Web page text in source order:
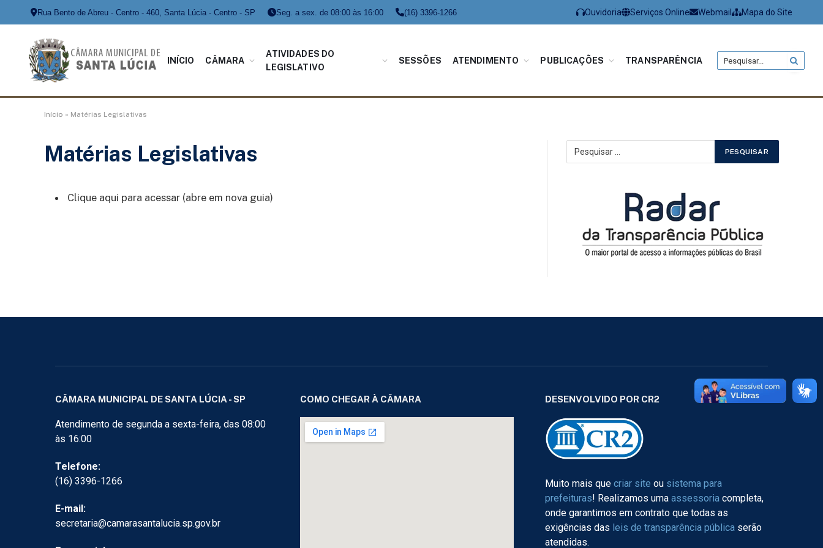
Rua Bento de Abreu - Centro - 460, Santa Lúcia - Centro - SP Seg. a sex. de 08:00 às 16:00 (16) 3396-1266 Ouvidoria Serviços Online Webmail Mapa do Site
INÍCIO CÂMARA
ATIVIDADES DO
LEGISLATIVO
SESSÕES ATENDIMENTO PUBLICAÇÕES TRANSPARÊNCIA
Início » Matérias Legislativas
Matérias Legislativas
Clique aqui para acessar (abre em nova guia)
CÂMARA MUNICIPAL DE SANTA LÚCIA - SP
Atendimento de segunda a sexta-feira, das 08:00
às 16:00
Telefone:
(16) 3396-1266
E-mail:
secretaria@camarasantalucia.sp.gov.br
COMO CHEGAR À CÂMARA DESENVOLVIDO POR CR2
Muito mais que criar site ou sistema para
prefeituras! Realizamos uma assessoriacompleta,
onde garantimos em contrato que todas as
exigências das leis de transparência públicaserão
atendidas.